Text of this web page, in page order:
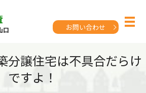
口 お問い合わせ
分譲住宅は不具合だらけ
ですよ！